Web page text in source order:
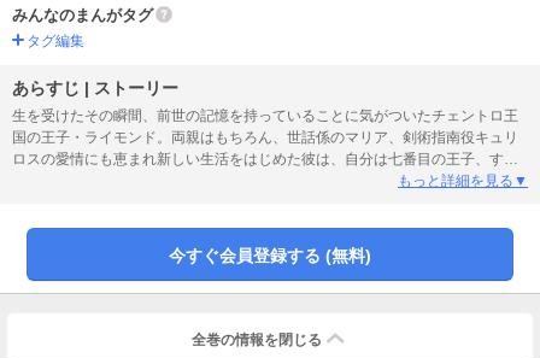
みんなのまんがタグ
タグ編集
あらすじ | ストーリー
生を受けたその瞬間、前世の記憶を持っていることに気がついたチェントロ王
国の王子・ライモンド。両親はもちろん、世話係のマリア、剣術指南役キュリ
ロスの愛情にも恵まれ新しい生活をはじめた彼は、自分は七番目の王子、すな
わち六人の兄がいることを知った。しかもみんなすごい人ばかり。母であるマ
ライモンドが前世の知識を生かして歩む、異世界ファンタジーライフ開幕！
漫画内の告知等は過去のものとなりますので、ご注意ください。
もっと詳細を見る▼
今すぐ会員登録する (無料)
全巻の情報を 閉じる